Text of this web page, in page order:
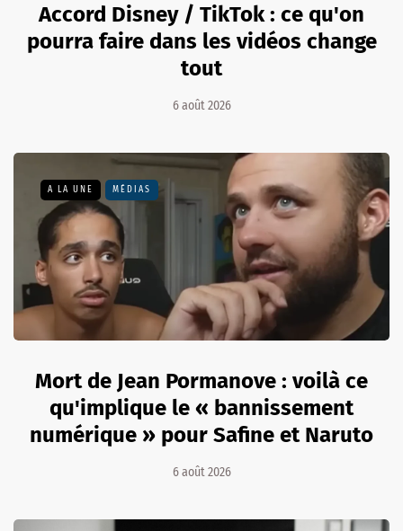
Accord Disney / TikTok : ce qu'on
pourra faire dans les vidéos change
tout
6 août 2026
A LA UNE MÉDIAS
Mort de Jean Pormanove : voilà ce
qu'implique le « bannissement
numérique » pour Safine et Naruto
6 août 2026